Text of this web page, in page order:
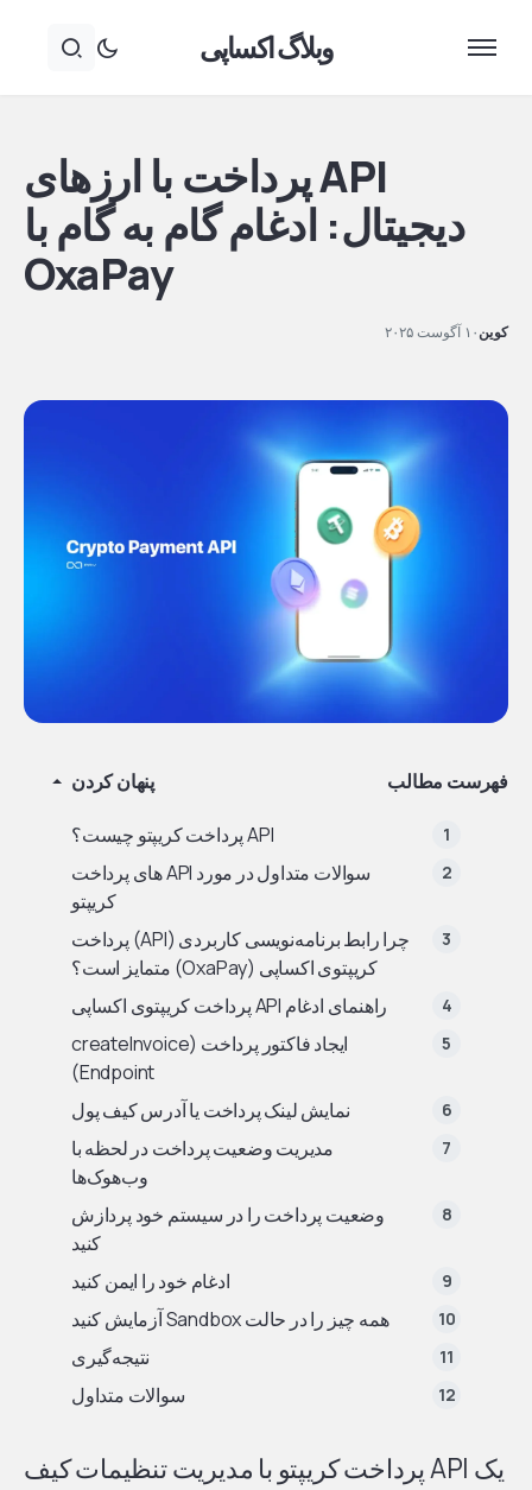
وبلاگ اکساپی
API پرداخت با ارزهای
دیجیتال: ادغام گام به گام با
OxaPay
کوین۱۰ آگوست ۲۰۲۵
فهرست مطالب پنهان کردن
API پرداخت کریپتو چیست؟
سوالات متداول در مورد API های پرداخت
کریپتو
چرا رابط برنامه‌نویسی کاربردی (API) پرداخت
کریپتوی اکساپی (OxaPay) متمایز است؟
راهنمای ادغام API پرداخت کریپتوی اکساپی
ایجاد فاکتور پرداخت (createInvoice
Endpoint)
نمایش لینک پرداخت یا آدرس کیف پول
مدیریت وضعیت پرداخت در لحظه با
وب‌هوک‌ها
وضعیت پرداخت را در سیستم خود پردازش
کنید
ادغام خود را ایمن کنید
همه چیز را در حالت Sandbox آزمایش کنید
نتیجه‌گیری
سوالات متداول
یک API پرداخت کریپتو با مدیریت تنظیمات کیف